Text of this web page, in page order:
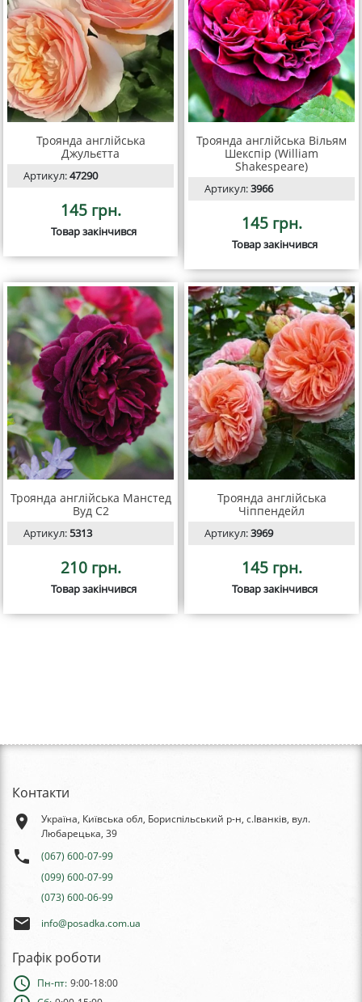
Троянда англійська
Джульєтта
Артикул:47290
145 грн.
Товар закінчився
Троянда англійська Вільям
Шекспір (William
Shakespeare)
Артикул:3966
145 грн.
Товар закінчився
Троянда англійська Манстед
Вуд С2
Артикул:5313
210 грн.
Товар закінчився
Троянда англійська
Чіппендейл
Артикул:3969
145 грн.
Товар закінчився
Контакти
place
Україна, Київська обл, Бориспільський р-н, с.Іванків, вул.
Любарецька, 39
phone
(067) 600-07-99
(099) 600-07-99
(073) 600-06-99
email info@posadka.com.ua
Графік роботи
schedule Пн-пт: 9:00-18:00